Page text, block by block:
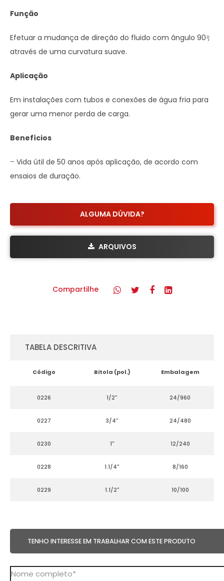
Função
Efetuar a mudança de direção do fluido com ângulo 90 ͦ,
através de uma curvatura suave.
Aplicação
Em instalações com tubos e conexões de água fria para
gerar uma menor perda de carga.
Benefícios
– Vida útil de 50 anos após aplicação, de acordo com
ensaios de duração.
ALGUMA DÚVIDA?
ARQUIVOS
Compartilhe
TABELA DESCRITIVA
Código Bitola (pol.) Embalagem
0226 1/2" 24/960
0227 3/4" 24/480
0230 1" 12/240
0228 1.1/4" 8/160
0229 1.1/2" 10/100
TENHO INTERESSE EM TRABALHAR COM ESTE PRODUTO